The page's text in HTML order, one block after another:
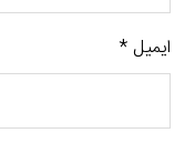
ایمیل*